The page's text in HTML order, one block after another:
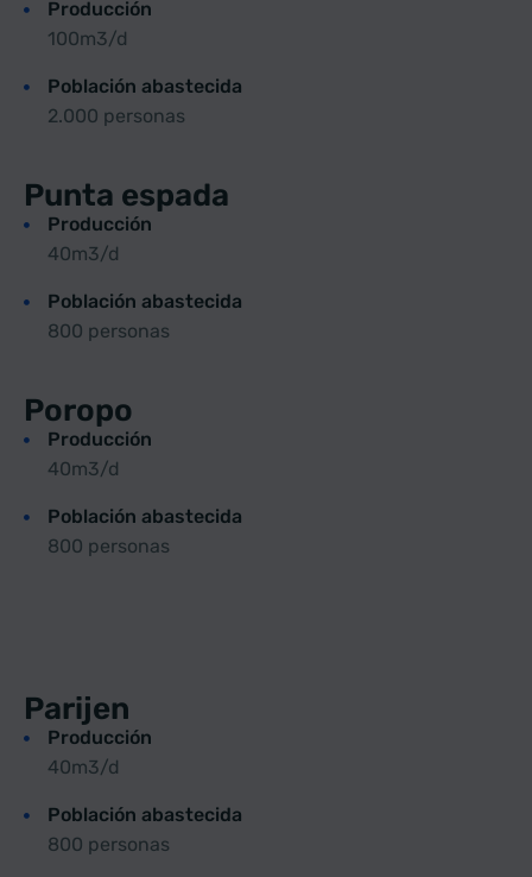
Producción
100m3/d
Población abastecida
2.000 personas
Punta espada
Producción
40m3/d
Población abastecida
800 personas
Poropo
Producción
40m3/d
Población abastecida
800 personas
Parijen
Producción
40m3/d
Población abastecida
800 personas